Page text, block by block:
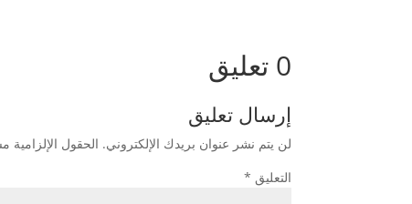
0 تعليق
إرسال تعليق
لن يتم نشر عنوان بريدك الإلكتروني. الحقول الإلزامية
التعليق *